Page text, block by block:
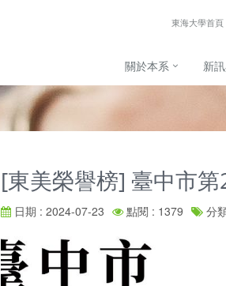
東海大學首頁
關於本系 新
[東美榮譽榜] 臺中市
日期 : 2024-07-23 點閱 : 1379 分